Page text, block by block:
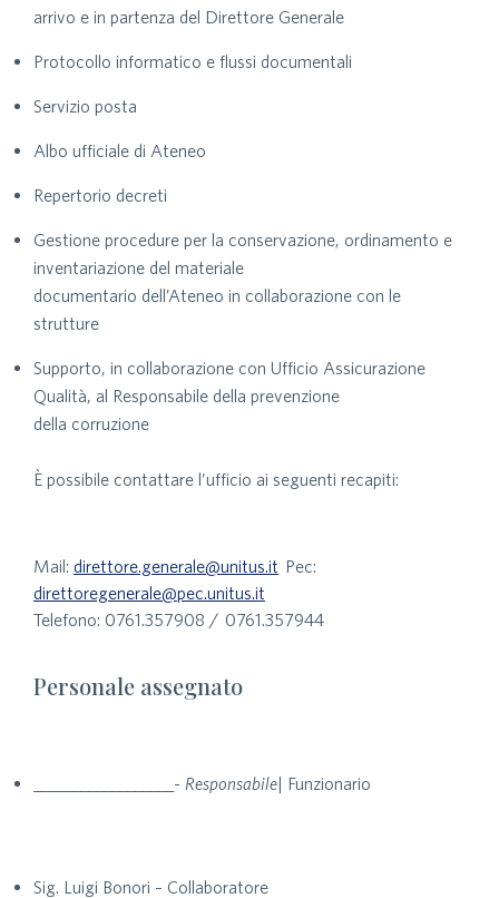
arrivo e in partenza del Direttore Generale
Protocollo informatico e flussi documentali
Servizio posta
Albo ufficiale di Ateneo
Repertorio decreti
Gestione procedure per la conservazione, ordinamento e
inventariazione del materiale
documentario dell’Ateneo in collaborazione con le
strutture
Supporto, in collaborazione con Ufficio Assicurazione
Qualità, al Responsabile della prevenzione
della corruzione
È possibile contattare l’ufficio ai seguenti recapiti:
Mail: direttore.generale@unitus.it Pec:
direttoregenerale@pec.unitus.it
Telefono: 0761.357908 / 0761.357944
Personale assegnato
__________________- Responsabile| Funzionario
Sig. Luigi Bonori – Collaboratore